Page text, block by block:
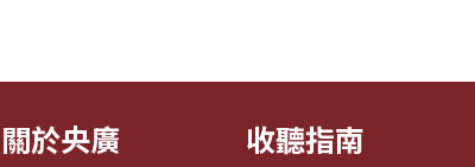
關於央廣 收聽指南